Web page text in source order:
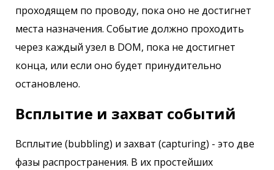
проходящем по проводу, пока оно не достигнет
места назначения. Событие должно проходить
через каждый узел в DOM, пока не достигнет
конца, или если оно будет принудительно
остановлено.
Всплытие и захват событий
Всплытие (bubbling) и захват (capturing) - это две
фазы распространения. В их простейших